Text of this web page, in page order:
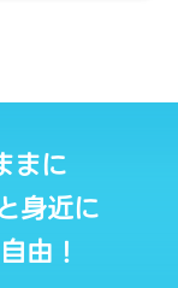
まに
身近に
由！